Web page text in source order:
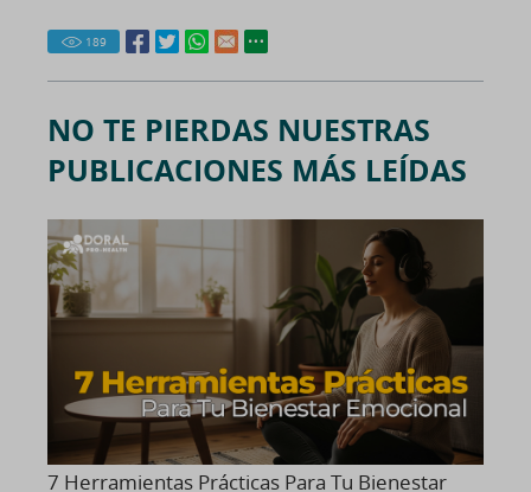
189
NO TE PIERDAS NUESTRAS
PUBLICACIONES MÁS LEÍDAS
7 Herramientas Prácticas Para Tu Bienestar